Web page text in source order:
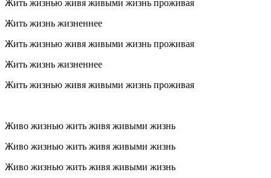
Жить жизнью живя живыми жизнь проживая
Жить жизнь жизненнее
Жить жизнью живя живыми жизнь проживая
Жить жизнь жизненнее
Жить жизнью живя живыми жизнь проживая
Живо жизнью жить живя живыми жизнь
Живо жизнью жить живя живыми жизнь
Живо жизнью жить живя живыми жизнь